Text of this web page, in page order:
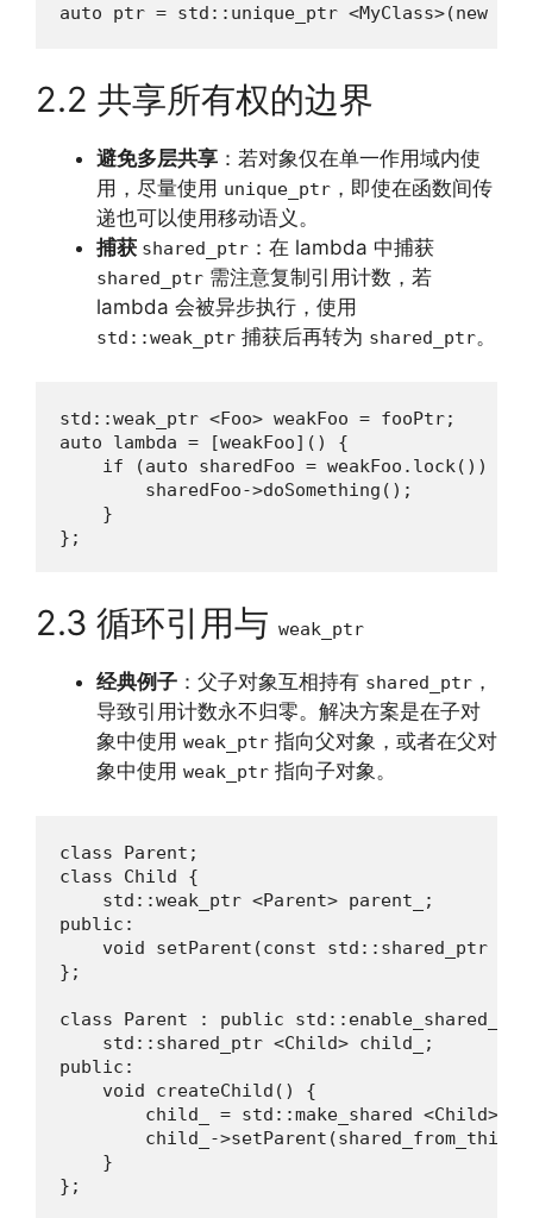
auto ptr = std::unique_ptr <MyClass>(new
2.2 共享所有权的边界
避免多层共享 ：若对象仅在单一作用域内使
用，尽量使用 unique_ptr ，即使在函数间传
递也可以使用移动语义。
捕获 shared_ptr ：在 lambda 中捕获
shared_ptr 需注意复制引用计数，若
lambda 会被异步执行，使用
std::weak_ptr 捕获后再转为 shared_ptr。
std::weak_ptr <Foo> weakFoo = fooPtr;
auto lambda = [weakFoo]() {
    if (auto sharedFoo = weakFoo.lock()) {
        sharedFoo->doSomething();
    }
};
2.3 循环引用与 weak_ptr
经典例子 ：父子对象互相持有 shared_ptr ，
导致引用计数永不归零。解决方案是在子对
象中使用 weak_ptr 指向父对象，或者在父对
象中使用 weak_ptr 指向子对象。
class Parent;
class Child {
    std::weak_ptr <Parent> parent_;
public:
void setParent(const std::shared_ptr
};
class Parent : public
    std::shared_ptr <Child> child_;
public:
    void createChild() {
        child_ = std::make_shared <Child>();
child_-
    }
};